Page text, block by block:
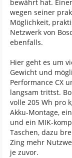
bewährt hat.
wegen seiner
Möglichkeit,
Netzwerk von
ebenfalls.
Hier geht es um
Gewicht und
Performance CX
langsam trittst.
volle 205 Wh pro
Akku-Montage,
und ein MIK-
Taschen, dazu
Zing mehr
je zuvor.